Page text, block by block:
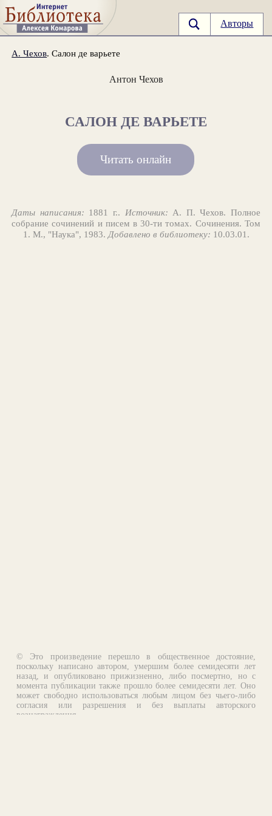
Авторы
А. Чехов. Салон де варьете
Антон Чехов
САЛОН ДЕ ВАРЬЕТЕ
Читать онлайн
Даты написания: 1881 г.. Источник: А. П. Чехов. Полное
собрание сочинений и писем в 30-ти томах. Сочинения. Том
1. М., "Наука", 1983.Добавлено в библиотеку: 10.03.01.
© Это произведение перешло в общественное достояние,
поскольку написано автором, умершим более семидесяти лет
назад, и опубликовано прижизненно, либо посмертно, но с
момента публикации также прошло более семидесяти лет. Оно
может свободно использоваться любым лицом без чьего-либо
согласия или разрешения и без выплаты авторского
вознаграждения.